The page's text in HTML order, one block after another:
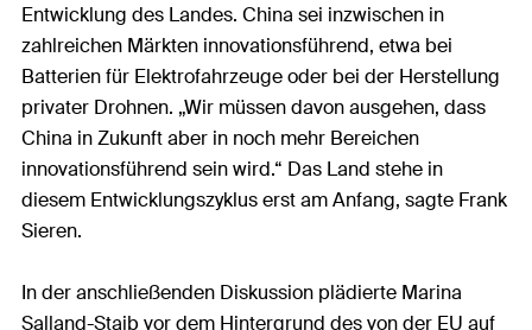
Entwicklung des Landes. China sei inzwischen in
zahlreichen Märkten innovationsführend, etwa bei
Batterien für Elektrofahrzeuge oder bei der Herstellung
privater Drohnen. „Wir müssen davon ausgehen, dass
China in Zukunft aber in noch mehr Bereichen
innovationsführend sein wird.“ Das Land stehe in
diesem Entwicklungszyklus erst am Anfang, sagte Frank
Sieren.
In der anschließenden Diskussion plädierte Marina
Salland-Staib vor dem Hintergrund des von der EU auf